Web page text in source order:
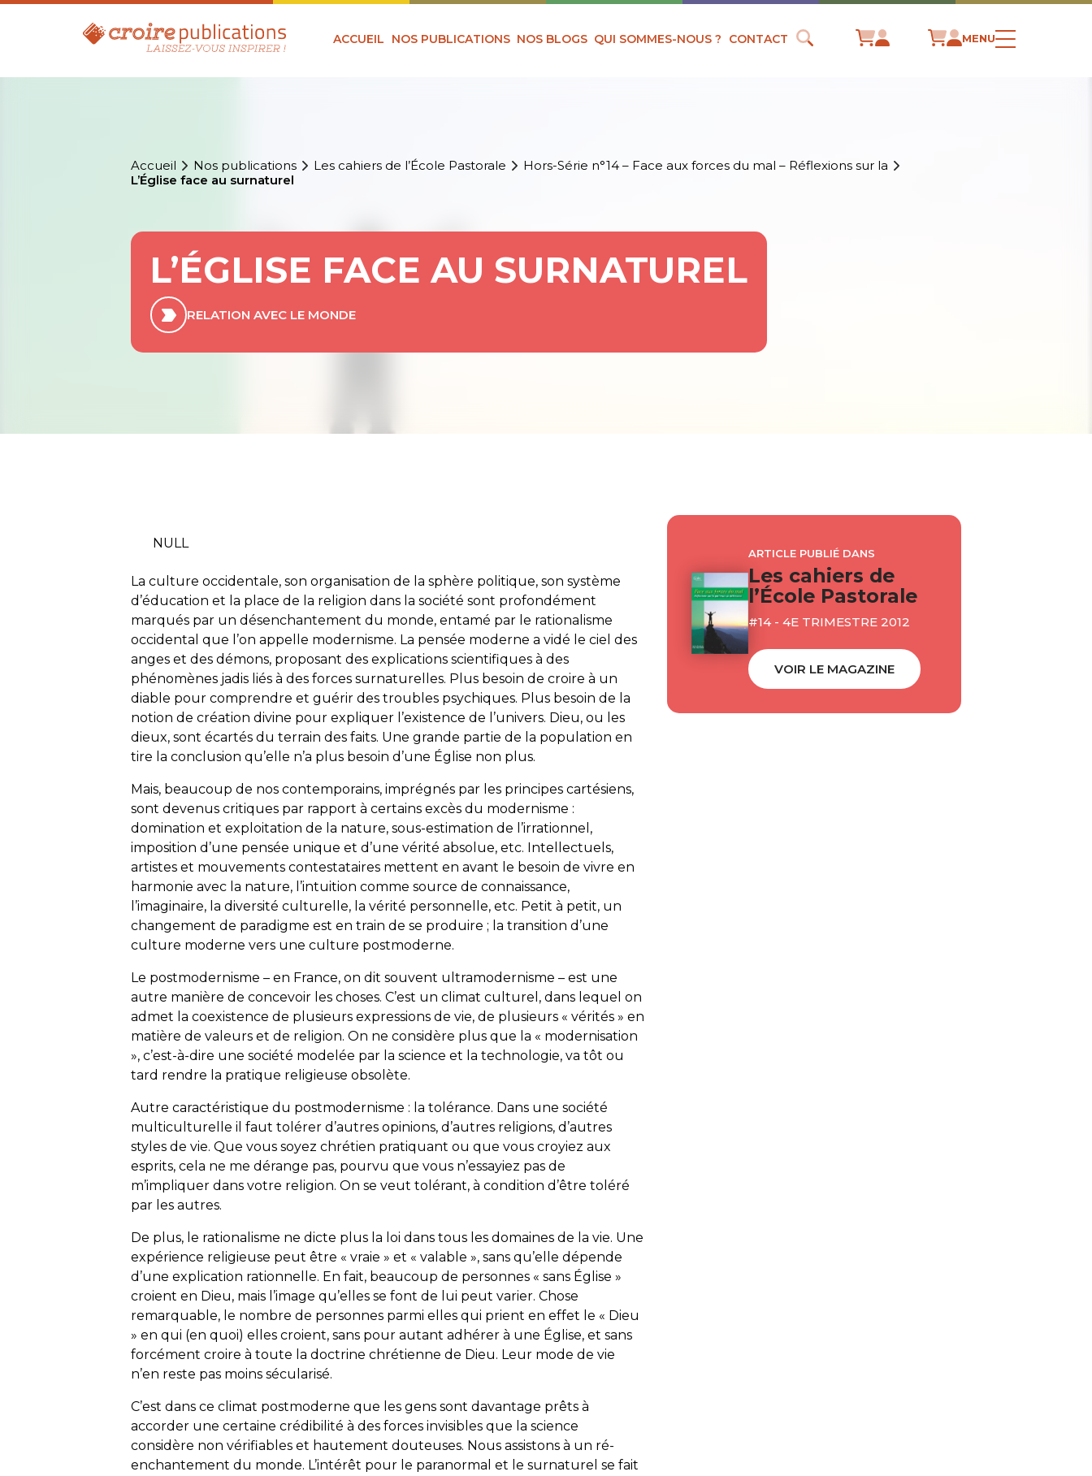
ACCUEIL NOS PUBLICATIONS NOS BLOGS QUI SOMMES-NOUS ? CONTACT MENU
Accueil Nos publications Les cahiers de l’École Pastorale
Hors-Série n°14 – Face aux forces du mal – Réflexions sur la
L’Église face au surnaturel
L’ÉGLISE FACE AU SURNATUREL
RELATION AVEC LE MONDE
NULL
La culture occidentale, son organisation de la sphère politique, son système
d’éducation et la place de la religion dans la société sont profondément
marqués par undésenchantement du monde, entamé par le rationalisme
occidental que l’on appelle modernisme. La pensée moderne a vidé le ciel des
anges et des démons, proposant des explications scientifiques à des
phénomènes jadis liés à des forces surnaturelles. Plus besoin de croire à un
diable pour comprendre et guérir des troubles psychiques. Plus besoin de la
notion de création divine pour expliquer l’existence de l’univers. Dieu, ou les
dieux, sont écartés du terrain des faits. Une grande partie de la population en
tire la conclusion qu’elle n’a plus besoin d’une Église non plus.
Mais, beaucoup de nos contemporains, imprégnés par les principes cartésiens,
sont devenus critiques par rapport à certains excès du modernisme :
domination et exploitation de la nature, sous-estimation de l’irrationnel,
imposition d’une pensée unique et d’une vérité absolue, etc. Intellectuels,
artistes et mouvements contestataires mettent en avant le besoin de vivre en
harmonie avec la nature, l’intuition comme source de connaissance,
l’imaginaire, la diversité culturelle, la vérité personnelle, etc. Petit à petit, un
changement de paradigme est en train de se produire ; la transition d’une
culture moderne vers une culture postmoderne.
Le postmodernisme – en France, on dit souvent ultramodernisme – est une
autre manière de concevoir les choses. C’est un climat culturel, dans lequel on
admet la coexistence de plusieurs expressions de vie, de plusieurs « vérités » en
matière de valeurs et de religion. On ne considère plus que la « modernisation
», c’est-à-dire une société modelée par la science et la technologie, va tôt ou
tard rendre la pratique religieuse obsolète.
Autre caractéristique du postmodernisme : la tolérance. Dans une société
multiculturelle il faut tolérer d’autres opinions, d’autres religions, d’autres
styles de vie. Que vous soyez chrétien pratiquant ou que vous croyiez aux
esprits, cela ne me dérange pas, pourvu que vous n’essayiez pas de
m’impliquer dans votre religion. On se veut tolérant, à condition d’être toléré
par les autres.
De plus, le rationalisme ne dicte plus la loi dans tous les domaines de la vie. Une
expérience religieuse peut être « vraie » et « valable », sans qu’elle dépende
d’une explication rationnelle. En fait, beaucoup de personnes « sans Église »
croient en Dieu, mais l’image qu’elles se font de lui peut varier. Chose
remarquable, le nombre de personnes parmi elles qui prient en effet le « Dieu
» en qui (en quoi) elles croient, sans pour autant adhérer à une Église, et sans
forcément croire à toute la doctrine chrétienne de Dieu. Leur mode de vie
n’en reste pas moins sécularisé.
C’est dans ce climat postmoderne que les gens sont davantage prêts à
accorder une certaine crédibilité à des forces invisibles que la science
considère non vérifiables et hautement douteuses. Nous assistons à un ré-
enchantement du monde. L’intérêt pour le paranormal et le surnaturel se fait
ARTICLE PUBLIÉ DANS
Les cahiers de
l’École Pastorale
#14 - 4E TRIMESTRE 2012
VOIR LE MAGAZINE